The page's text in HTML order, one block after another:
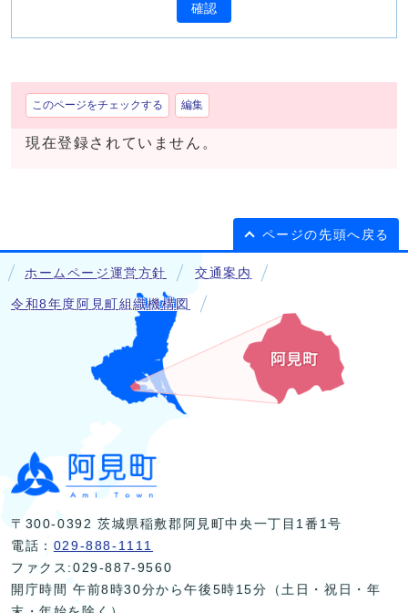
確認
このページをチェックする 編集
現在登録されていません。
ページの先頭へ戻る
ホームページ運営方針 交通案内
令和8年度阿見町組織機構図
〒300-0392 茨城県稲敷郡阿見町中央一丁目1番1号
電話： 029-888-1111
ファクス:029-887-9560
開庁時間 午前8時30分から午後5時15分（土日・祝日・年